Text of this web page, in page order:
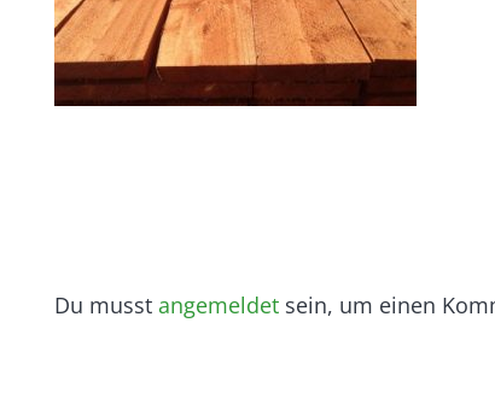
Du musst angemeldet sein, um einen